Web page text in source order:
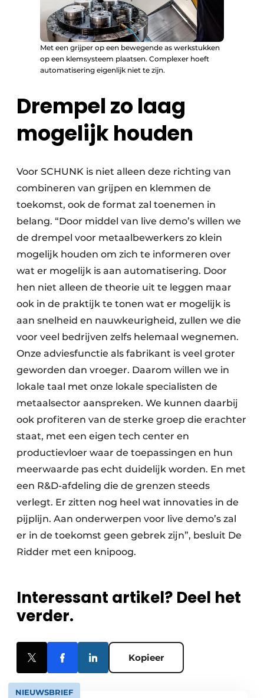
Met een grijper op een bewegende as werkstukken
op een klemsysteem plaatsen. Complexer hoeft
automatisering eigenlijk niet te zijn.
Drempel zo laag
mogelijk houden
Voor SCHUNK is niet alleen deze richting van
combineren van grijpen en klemmen de
toekomst, ook de format zal toenemen in
belang. “Door middel van live demo’s willen we
de drempel voor metaalbewerkers zo klein
mogelijk houden om zich te informeren over
wat er mogelijk is aan automatisering. Door
hen niet alleen de theorie uit te leggen maar
ook in de praktijk te tonen wat er mogelijk is
aan snelheid en nauwkeurigheid, zullen we die
voor veel bedrijven zelfs helemaal weg­nemen.
Onze adviesfunctie als fabrikant is veel groter
geworden dan vroeger. Daarom willen we in
lokale taal met onze lokale specialisten de
metaalsector aanspreken. We kunnen daarbij
ook profiteren van de sterke groep die erachter
staat, met een eigen tech center en
productievloer waar de toepassingen en hun
meerwaarde pas echt duidelijk worden. En met
een R&D-afdeling die de grenzen steeds
verlegt. Er zitten nog heel wat innovaties in de
pijplijn. Aan onderwerpen voor live demo’s zal
er in de toekomst geen gebrek zijn”, besluit De
Ridder met een knipoog.
Interessant artikel? Deel het
verder.
Kopieer
NIEUWSBRIEF